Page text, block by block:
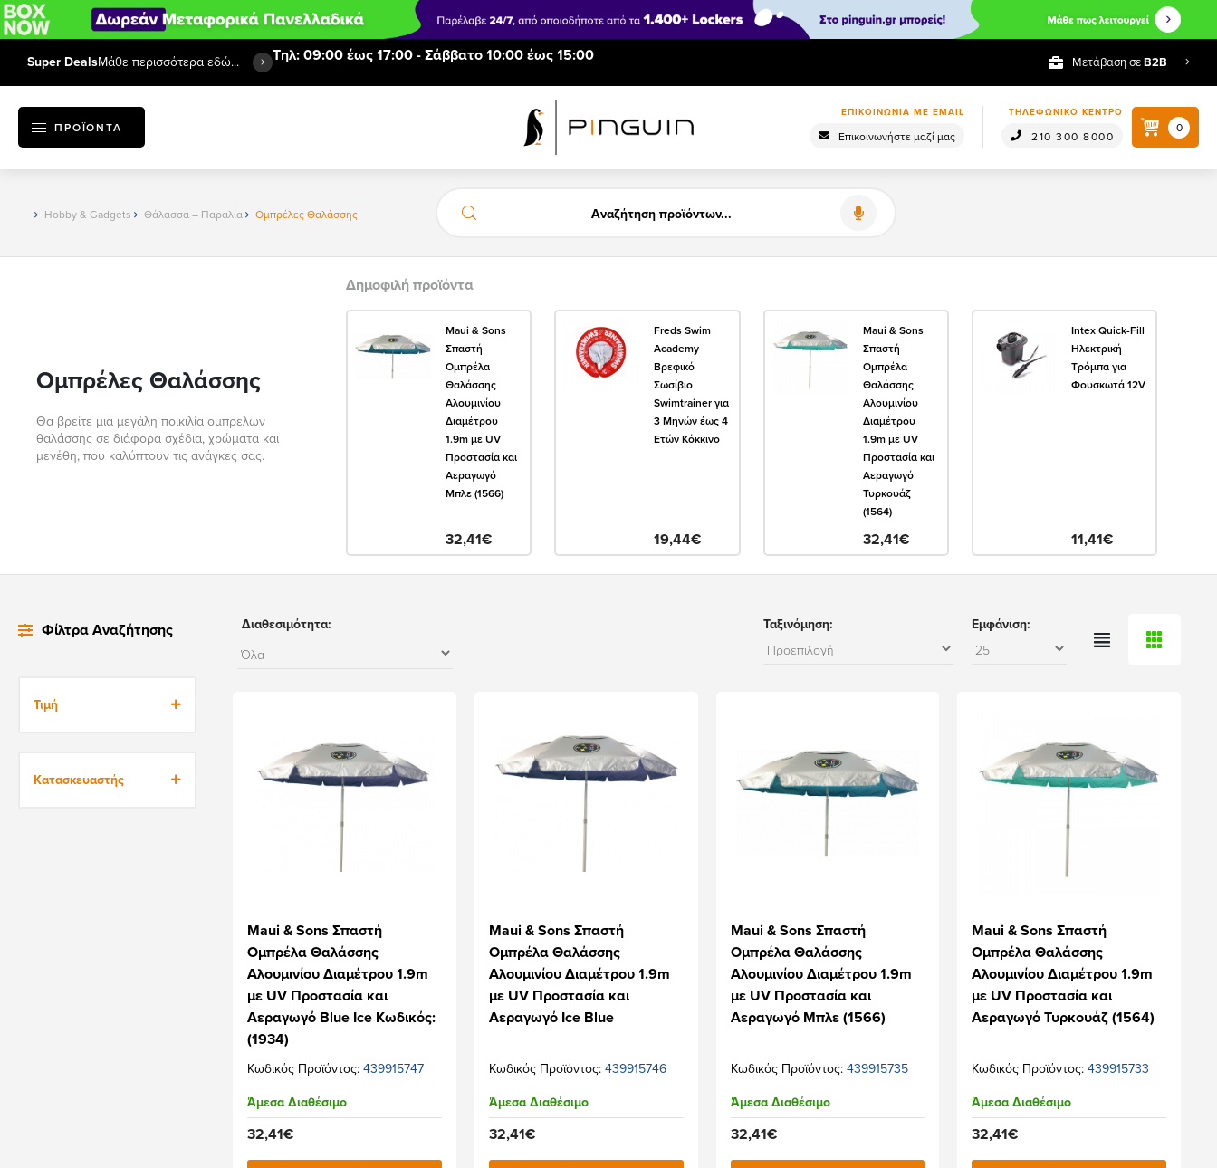
Super DealsΜάθε περισσότερα εδώ... Τηλ: 09:00 έως 17:00 - Σάββατο 10:00 έως 15:00 Μετάβαση σεΒ2Β
ΠΡΟΪΟΝΤΑ
ΕΠΙΚΟΙΝΩΝΙΑ ΜΕ EMAIL
Επικοινωνήστε μαζί μας
ΤΗΛΕΦΩΝΙΚΟ ΚΕΝΤΡΟ
210 300 8000
0
Hobby & Gadgets Θάλασσα – Παραλία Ομπρέλες Θαλάσσης
Ομπρέλες Θαλάσσης
Θα βρείτε μια μεγάλη ποικιλία ομπρελών
θαλάσσης σε διάφορα σχέδια, χρώματα και
μεγέθη, που καλύπτουν τις ανάγκες σας.
Δημοφιλή προϊόντα
Maui & Sons
Σπαστή
Ομπρέλα
Θαλάσσης
Αλουμινίου
Διαμέτρου
1.9m με UV
Προστασία και
Αεραγωγό
Μπλε (1566)
32,41€
Freds Swim
Academy
Βρεφικό
Σωσίβιο
Swimtrainer για
3 Μηνών έως 4
Ετών Κόκκινο
19,44€
Maui & Sons
Σπαστή
Ομπρέλα
Θαλάσσης
Αλουμινίου
Διαμέτρου
1.9m με UV
Προστασία και
Αεραγωγό
Τυρκουάζ
(1564)
32,41€
Intex Quick-Fill
Ηλεκτρική
Τρόμπα για
Φουσκωτά 12V
11,41€
Φίλτρα Αναζήτησης
Τιμή
Κατασκευαστής
Διαθεσιμότητα: Ταξινόμηση: Εμφάνιση:
Maui & Sons Σπαστή
Ομπρέλα Θαλάσσης
Αλουμινίου Διαμέτρου 1.9m
με UV Προστασία και
Αεραγωγό Blue Ice Κωδικός:
(1934)
Κωδικός Προϊόντος: 439915747
Άμεσα Διαθέσιμο
32,41€
Maui & Sons Σπαστή
Ομπρέλα Θαλάσσης
Αλουμινίου Διαμέτρου 1.9m
με UV Προστασία και
Αεραγωγό Ice Blue
Κωδικός Προϊόντος: 439915746
Άμεσα Διαθέσιμο
32,41€
Maui & Sons Σπαστή
Ομπρέλα Θαλάσσης
Αλουμινίου Διαμέτρου 1.9m
με UV Προστασία και
Αεραγωγό Μπλε (1566)
Κωδικός Προϊόντος: 439915735
Άμεσα Διαθέσιμο
32,41€
Maui & Sons Σπαστή
Ομπρέλα Θαλάσσης
Αλουμινίου Διαμέτρου 1.9m
με UV Προστασία και
Αεραγωγό Τυρκουάζ (1564)
Κωδικός Προϊόντος: 439915733
Άμεσα Διαθέσιμο
32,41€